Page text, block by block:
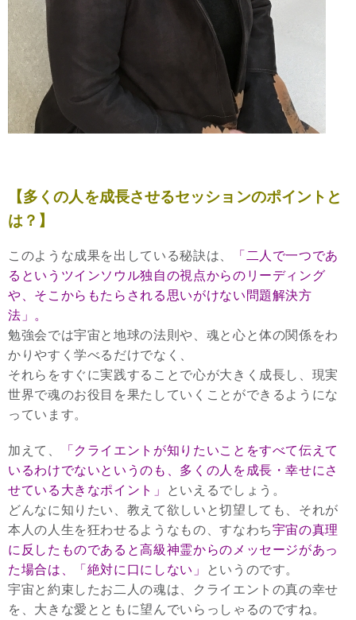
【多くの人を成長させるセッションのポイントと
は？】
このような成果を出している秘訣は、
「二人で一つであ
るというツインソウル独自の視点からのリーディング
や、そこからもたらされる思いがけない問題解決方
法」。
勉強会では宇宙と地球の法則や、魂と心と体の関係をわ
かりやすく学べるだけでなく、
それらをすぐに実践することで心が大きく成長し、現実
世界で魂のお役目を果たしていくことができるようにな
っています。
加えて、
「クライエントが知りたいことをすべて伝えて
いるわけでないというのも、多くの人を成長・幸せにさ
せている大きなポイント」
といえるでしょう。
どんなに知りたい、教えて欲しいと切望しても、それが
本人の人生を狂わせるようなもの、すなわち宇宙の真理
に反したものであると高級神霊からのメッセージがあっ
た場合は、「絶対に口にしない」
というのです。
宇宙と約束したお二人の魂は、クライエントの真の幸せ
を、大きな愛とともに望んでいらっしゃるのですね。